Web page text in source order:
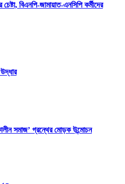
বিএনপি-জামায়াত-এনসিপি কর্মীদের
সমাজ’ গ্রন্থের মোড়ক উন্মোচন